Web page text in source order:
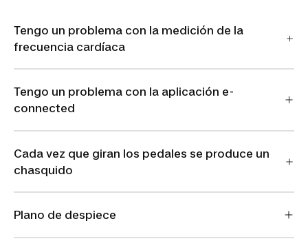
Tengo un problema con la medición de la
frecuencia cardíaca
Tengo un problema con la aplicación e-
connected
Cada vez que giran los pedales se produce un
chasquido
Plano de despiece